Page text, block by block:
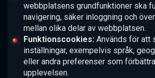
webbplatsens grundfunktioner ska
navigering, säker inloggning och
mellan olika delar av webbplatsen.
Funktionscookies:Används för att
inställningar, exempelvis språk,
eller andra preferenser som
upplevelsen.